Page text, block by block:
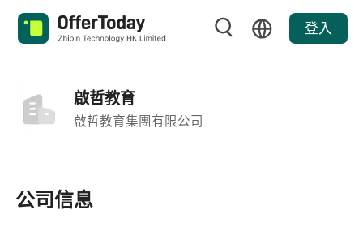
登入
啟哲教育
啟哲教育集團有限公司
公司信息